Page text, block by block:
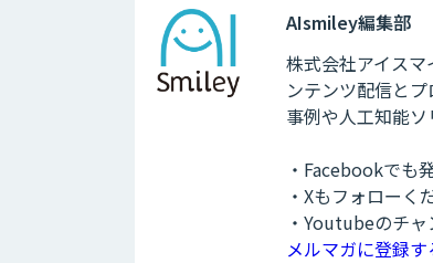
AIsmiley編集部
株式会社アイス
ンテンツ配信と
事例や人工知能
・Facebookでも
・Xもフォローく
・Youtubeのチ
メルマガに登録す